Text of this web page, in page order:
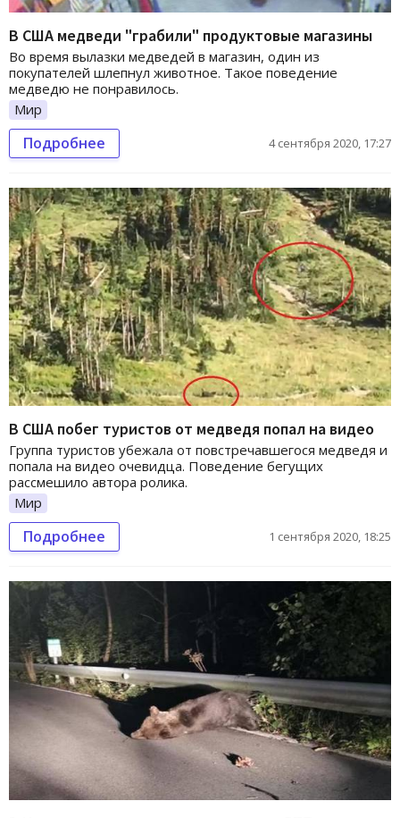
В США медведи "грабили" продуктовые магазины
Во время вылазки медведей в магазин, один из
покупателей шлепнул животное. Такое поведение
медведю не понравилось.
Мир
Подробнее 4 сентября 2020, 17:27
В США побег туристов от медведя попал на видео
Группа туристов убежала от повстречавшегося медведя и
попала на видео очевидца. Поведение бегущих
рассмешило автора ролика.
Мир
Подробнее 1 сентября 2020, 18:25